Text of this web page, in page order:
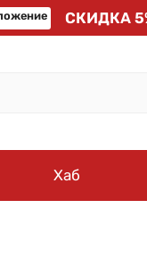
СКИДКА
Хаб